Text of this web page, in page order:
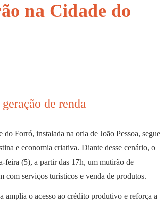
na Cidade do
de renda
Forró, instalada na orla de João Pessoa, segue
e economia criativa. Diante desse cenário, o
feira (5), a partir das 17h, um mutirão de
com serviços turísticos e venda de produtos.
o acesso ao crédito produtivo e reforça a